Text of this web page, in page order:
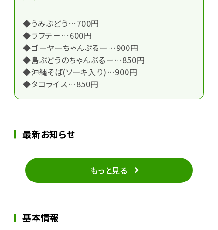
◆うみぶどう…700円
◆ラフテー…600円
◆ゴーヤーちゃんぷるー…900円
◆島ぶどうのちゃんぷるー…850円
◆沖縄そば(ソーキ入り)…900円
◆タコライス…850円
最新お知らせ
もっと見る
基本情報